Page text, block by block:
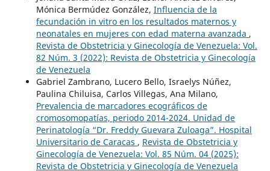
Mónica Bermúdez González, Influencia de la
fecundación in vitro en los resultados maternos y
neonatales en mujeres con edad materna avanzada ,
Revista de Obstetricia y Ginecología de Venezuela: Vol.
82 Núm. 3 (2022): Revista de Obstetricia y Ginecología
de Venezuela
Gabriel Zambrano, Lucero Bello, Israelys Núñez,
Paulina Chiluisa, Carlos Villegas, Ana Milano,
Prevalencia de marcadores ecográficos de
cromosomopatías, periodo 2014-2024. Unidad de
Perinatología “Dr. Freddy Guevara Zuloaga”. Hospital
Universitario de Caracas , Revista de Obstetricia y
Ginecología de Venezuela: Vol. 85 Núm. 04 (2025):
Revista de Obstetricia y Ginecología de Venezuela